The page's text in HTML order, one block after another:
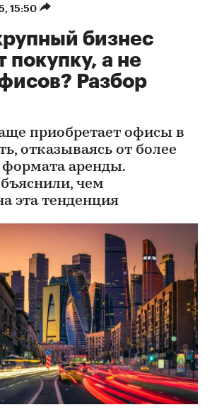
15:50
бизнес
покупку, а не
Разбор
приобретает офисы в
отказываясь от более
аренды.
чем
эта тенденция